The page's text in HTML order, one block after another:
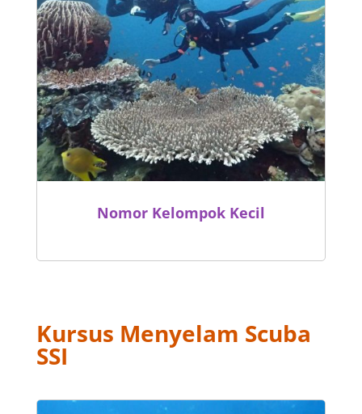
Nomor Kelompok Kecil
Kursus Menyelam Scuba
SSI